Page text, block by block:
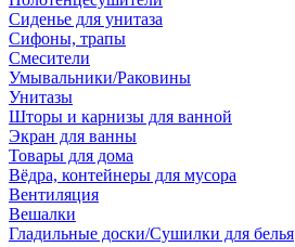
Сиденье для унитаза
Сифоны, трапы
Смесители
Умывальники/Раковины
Унитазы
Шторы и карнизы для ванной
Экран для ванны
Товары для дома
Вёдра, контейнеры для мусора
Вентиляция
Вешалки
Гладильные доски/Сушилки для белья